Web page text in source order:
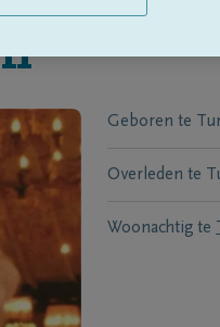
Geboren te
Overleden te
Woonachtig te